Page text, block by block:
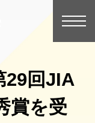
29回JIA
賞を受